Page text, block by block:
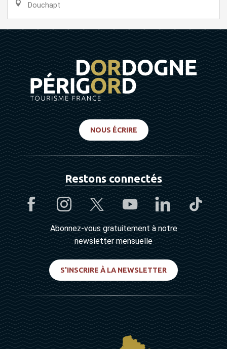
Douchapt
NOUS ÉCRIRE
Restons connectés
Abonnez-vous gratuitement à notre
newsletter mensuelle
S'INSCRIRE À LA NEWSLETTER